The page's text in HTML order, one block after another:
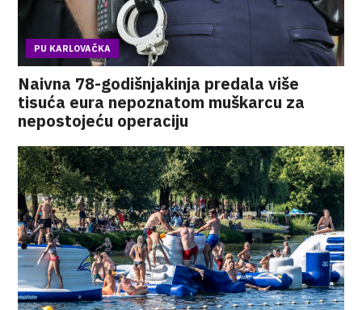
PU KARLOVAČKA
Naivna 78-godišnjakinja predala više
tisuća eura nepoznatom muškarcu za
nepostojeću operaciju